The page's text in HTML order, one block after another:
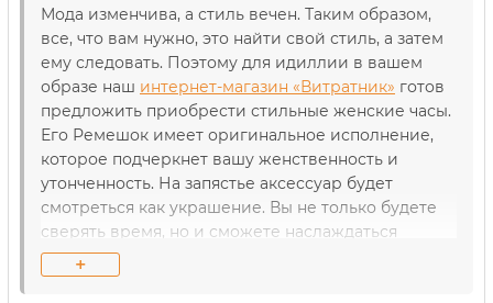
Мода изменчива, а стиль вечен. Таким образом,
все, что вам нужно, это найти свой стиль, а затем
ему следовать. Поэтому для идиллии в вашем
образе наш интернет-магазин «Витратник» готов
предложить приобрести стильные женские часы.
Его Ремешок имеет оригинальное исполнение,
которое подчеркнет вашу женственность и
утонченность. На запястье аксессуар будет
смотреться как украшение. Вы не только будете
сверять время, но и сможете наслаждаться
дизайном изделия, получая эстетическое
удовольствие от его ношения. Однако извлечь
+